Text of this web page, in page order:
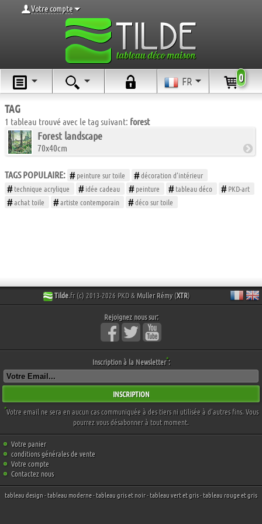
Votre compte
FR 0
TAG
1 tableau trouvé avec le tag suivant: forest
Forest landscape
70x40cm
TAGS POPULAIRE: peinture sur toile
décoration d’intérieur
technique acrylique
idée cadeau peinture tableau déco
PKD-art
achat toile
artiste contemporain déco sur toile
Tilde.fr (c) 2013-2026 PKD & Muller Rémy(XTR)
Rejoignez nous sur:
Inscription à la Newsletter*:
INSCRIPTION
*Votre email ne sera en aucun cas communiquée à des tiers ni utilisée à d'autres fins. Vous
pourrez vous désabonner à tout moment.
Votre panier
conditions générales de vente
Votre compte
Contactez nous
tableau design-tableau moderne-tableau gris et noir-tableau vert et gris-tableau rouge et gris